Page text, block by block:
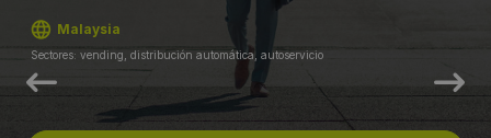
Malaysia
Sectores: vending, distribución automática, autoservicio